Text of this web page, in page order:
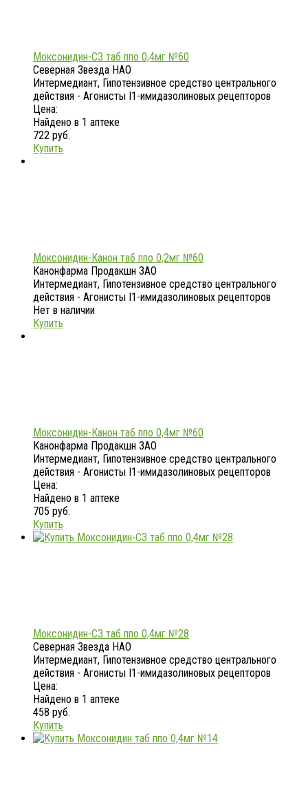
Моксонидин-СЗ таб ппо 0,4мг №60
Северная Звезда НАО
Интермедиант, Гипотензивное средство центрального
действия - Агонисты I1-имидазолиновых рецепторов
Цена:
Найдено в 1 аптеке
722 руб.
Купить
Моксонидин-Канон таб ппо 0,2мг №60
Канонфарма Продакшн ЗАО
Интермедиант, Гипотензивное средство центрального
действия - Агонисты I1-имидазолиновых рецепторов
Нет в наличии
Купить
Моксонидин-Канон таб ппо 0,4мг №60
Канонфарма Продакшн ЗАО
Интермедиант, Гипотензивное средство центрального
действия - Агонисты I1-имидазолиновых рецепторов
Цена:
Найдено в 1 аптеке
705 руб.
Купить
Моксонидин-СЗ таб ппо 0,4мг №28
Северная Звезда НАО
Интермедиант, Гипотензивное средство центрального
действия - Агонисты I1-имидазолиновых рецепторов
Цена:
Найдено в 1 аптеке
458 руб.
Купить